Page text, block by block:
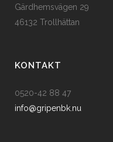
Gärdhemsvägen 29
46132 Trollhättan
KONTAKT
0520-42 88 47
info@gripenbk.nu